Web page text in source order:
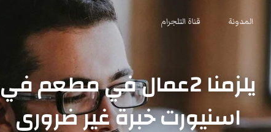
المدونة قناة التلجرام
يلزمنا 2عمال في مطعم في
اسنيورت خبرة غير ضروري